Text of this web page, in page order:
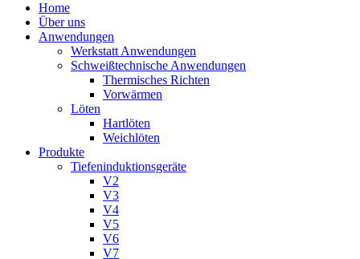
Home
Über uns
Anwendungen
Werkstatt Anwendungen
Schweißtechnische Anwendungen
Thermisches Richten
Vorwärmen
Löten
Hartlöten
Weichlöten
Produkte
Tiefeninduktionsgeräte
V2
V3
V4
V5
V6
V7